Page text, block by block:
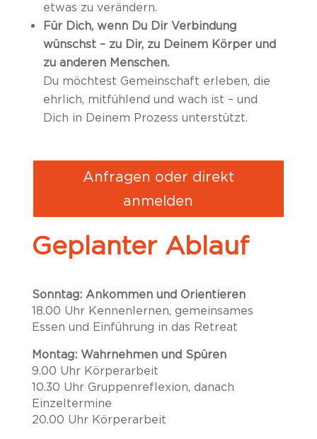
etwas zu verändern.
Für Dich, wenn Du Dir Verbindung
wünschst – zu Dir, zu Deinem Körper und
zu anderen Menschen.
Du möchtest Gemeinschaft erleben, die
ehrlich, mitfühlend und wach ist – und
Dich in Deinem Prozess unterstützt.
Anfragen oder direkt
anmelden
Geplanter Ablauf
Sonntag: Ankommen und Orientieren
18.00 Uhr Kennenlernen, gemeinsames
Essen und Einführung in das Retreat
Montag: Wahrnehmen und Spüren
9.00 Uhr Körperarbeit
10.30 Uhr Gruppenreflexion, danach
Einzeltermine
20.00 Uhr Körperarbeit